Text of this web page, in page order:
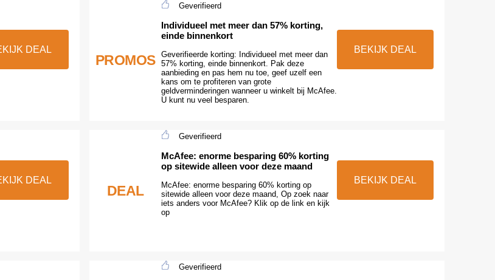
DEAL
PROMOS
Geverifieerd
Individueel met meer dan 57% korting,
einde binnenkort
Geverifieerde korting: Individueel met meer dan
57% korting, einde binnenkort. Pak deze
aanbieding en pas hem nu toe, geef uzelf een
kans om te profiteren van grote
geldverminderingen wanneer u winkelt bij McAfee.
U kunt nu veel besparen.
BEKIJK DEAL
DEAL
DEAL
Geverifieerd
McAfee: enorme besparing 60% korting
op sitewide alleen voor deze maand
McAfee: enorme besparing 60% korting op
sitewide alleen voor deze maand, Op zoek naar
iets anders voor McAfee? Klik op de link en kijk
op
BEKIJK DEAL
Geverifieerd